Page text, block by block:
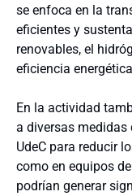
se enfoca en la
eficientes y
renovables, el
eficiencia
En la actividad
a diversas medidas
UdeC para reducir
como en equipos
podrían generar